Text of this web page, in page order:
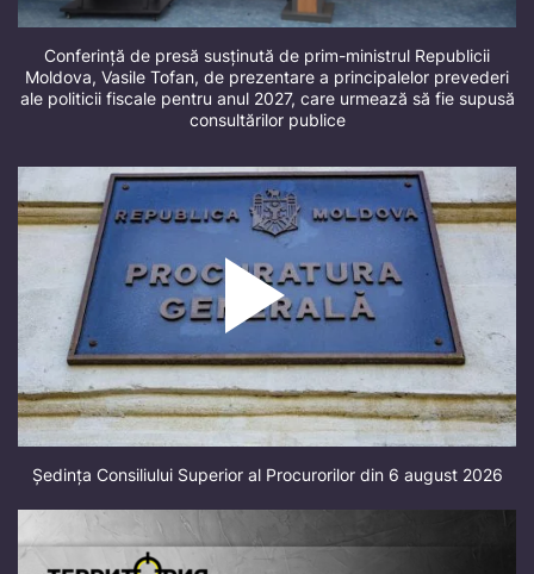
Conferință de presă susținută de prim-ministrul Republicii
Moldova, Vasile Tofan, de prezentare a principalelor prevederi
ale politicii fiscale pentru anul 2027, care urmează să fie supusă
consultărilor publice
Ședința Consiliului Superior al Procurorilor din 6 august 2026